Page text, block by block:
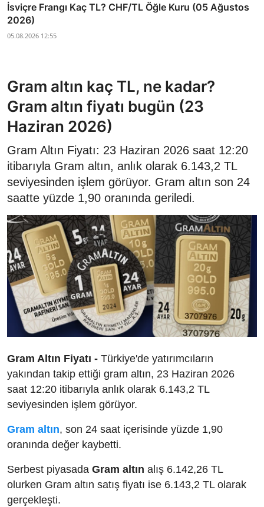
İsviçre Frangı Kaç TL? CHF/TL Öğle Kuru (05 Ağustos
2026)
05.08.2026 12:55
Gram altın kaç TL, ne kadar?
Gram altın fiyatı bugün (23
Haziran 2026)
Gram Altın Fiyatı: 23 Haziran 2026 saat 12:20
itibarıyla Gram altın, anlık olarak 6.143,2 TL
seviyesinden işlem görüyor. Gram altın son 24
saatte yüzde 1,90 oranında geriledi.
Gram Altın Fiyatı - Türkiye'de yatırımcıların
yakından takip ettiği gram altın, 23 Haziran 2026
saat 12:20 itibarıyla anlık olarak 6.143,2 TL
seviyesinden işlem görüyor.
Gram altın, son 24 saat içerisinde yüzde 1,90
oranında değer kaybetti.
Serbest piyasada Gram altın alış 6.142,26 TL
olurken Gram altın satış fiyatı ise 6.143,2 TL olarak
gerçekleşti.